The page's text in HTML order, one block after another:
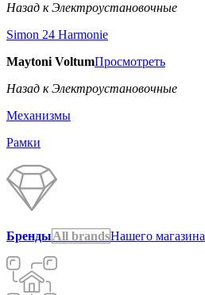
Назад к Электроустановочные
Simon 24 Harmonie
Maytoni VoltumПросмотреть
Назад к Электроустановочные
Механизмы
Рамки
БрендыAll brandsНашего магазина